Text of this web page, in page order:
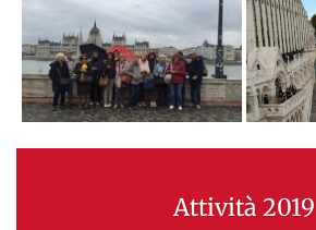
Attività 2019